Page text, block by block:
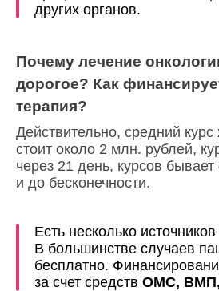
других органов.
Почему лечение
дорогое? Как
терапия?
Действительно, средний
стоит около 2 млн. рублей,
через 21 день, курсов бывает
и до бесконечности.
Есть несколько
В большинстве случаев
бесплатно.
за счет средств ОМС,